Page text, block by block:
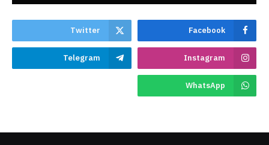
Facebook
Twitter
Instagram
Telegram
WhatsApp